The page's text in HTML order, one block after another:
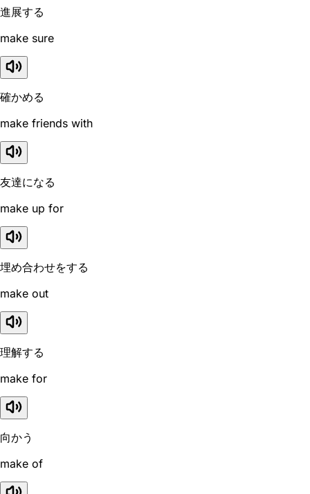
進展する
make sure
確かめる
make friends with
友達になる
make up for
埋め合わせをする
make out
理解する
make for
向かう
make of